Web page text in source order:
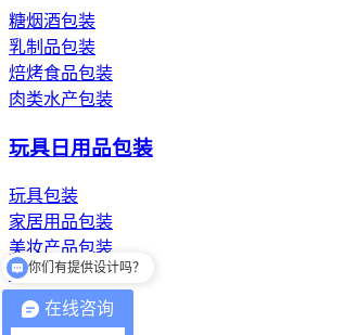
糖烟酒包装
乳制品包装
焙烤食品包装
肉类水产包装
玩具日用品包装
玩具包装
家居用品包装
美妆产品包装
洗漱用品包装
纸浆模塑纸托
在线咨询
你们有提供设计吗？